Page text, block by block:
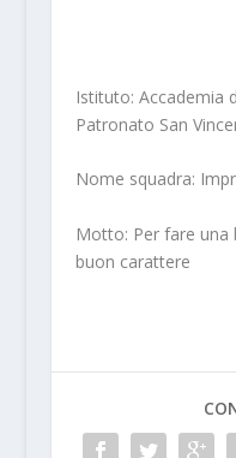
Istituto: Accademia
Patronato San
Nome squadra:
Motto: Per fare una
buon carattere